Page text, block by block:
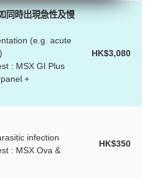
同時出現急性及慢
(e.g. acute
: MSX GI Plus
+
HK$3,080
infection
: MSX Ova &
HK$350
中環港鐵站出口
3180 9809
5543 0000
優質的體檢服務，
檢查。
或需要進一步了